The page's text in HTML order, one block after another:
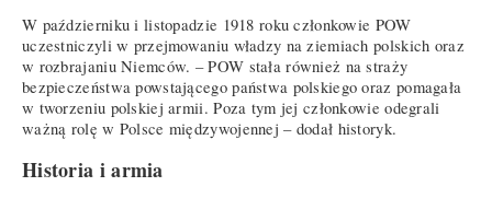
W październiku i listopadzie 1918 roku członkowie POW
uczestniczyli w przejmowaniu władzy na ziemiach polskich oraz
w rozbrajaniu Niemców. – POW stała również na straży
bezpieczeństwa powstającego państwa polskiego oraz pomagała
w tworzeniu polskiej armii. Poza tym jej członkowie odegrali
ważną rolę w Polsce międzywojennej – dodał historyk.
Historia i armia